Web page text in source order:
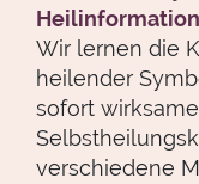
Heilinformation
Wir lernen die
heilender
sofort
verschiedene